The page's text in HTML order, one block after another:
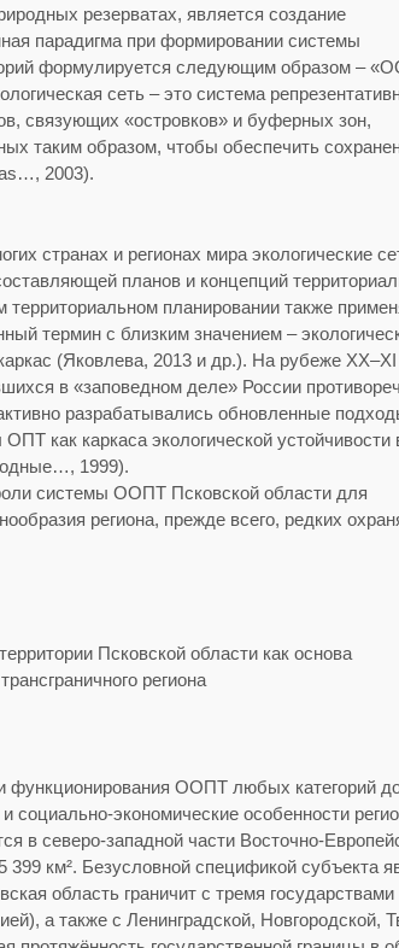
резерватах, является создание
парадигма при формировании системы
формулируется следующим образом –
сеть – это система
связующих «островков» и буферных зон,
таким образом, чтобы обеспечить
2003).
странах и регионах мира экологические
планов и концепций
территориальном планировании также
термин с близким значением –
(Яковлева, 2013 и др.). На рубеже
в «заповедном деле» России
разрабатывались обновленные
как каркаса экологической устойчивости
1999).
системы ООПТ Псковской области для
региона, прежде всего, редких
Псковской области как основа
региона
функционирования ООПТ любых категорий
социально-экономические особенности
в северо-западной части Восточно-
км². Безусловной спецификой субъекта
область граничит с тремя государствами
а также с Ленинградской, Новгородской,